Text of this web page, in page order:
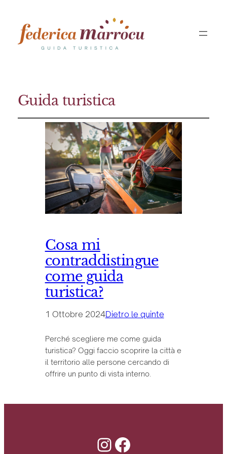
Guida turistica
Cosa mi
contraddistingue
come guida
turistica?
1 Ottobre 2024Dietro le quinte
Perché scegliere me come guida
turistica? Oggi faccio scoprire la città e
il territorio alle persone cercando di
offrire un punto di vista interno.
Instagram
Facebook